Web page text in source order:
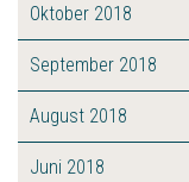
Oktober 2018
September 2018
August 2018
Juni 2018